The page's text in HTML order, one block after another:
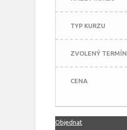
TYP KURZU
ZVOLENÝ TERMÍN
CENA
Objednat